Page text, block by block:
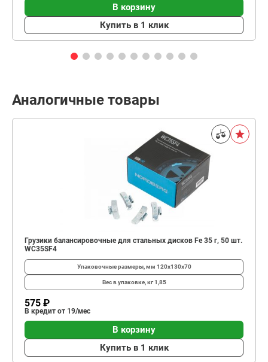
В корзину
Купить в 1 клик
Аналогичные товары
Грузики балансировочные для стальных дисков Fe 35 г, 50 шт.
WC35SF4
Упаковочные размеры, мм 120x130x70
Вес в упаковке, кг1,85
575 ₽
В кредит от 19/мес
В корзину
Купить в 1 клик